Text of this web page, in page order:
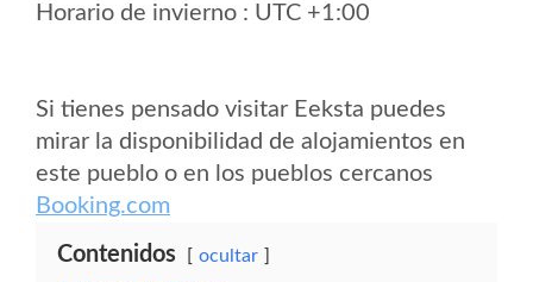
Horario de invierno : UTC +1:00
Si tienes pensado visitar Eeksta puedes
mirar la disponibilidad de alojamientos en
este pueblo o en los pueblos cercanos
Booking.com
Contenidos ocultar